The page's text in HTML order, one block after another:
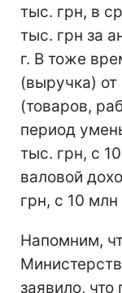
тыс. грн, в
тыс. грн за
г. В тоже
(выручка)
(товаров,
период
тыс. грн, с
валовой
грн, с 10
Напомним,
заявило, что